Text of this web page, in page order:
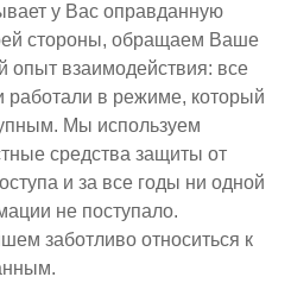
у Вас оправданную
стороны, обращаем Ваше
опыт взаимодействия: все
работали в режиме, который
Мы используем
средства защиты от
и за все годы ни одной
не поступало.
заботливо относиться к